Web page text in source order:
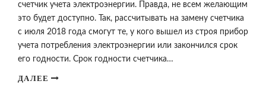
счетчик учета электроэнергии. Правда, не всем желающим
это будет доступно. Так, рассчитывать на замену счетчика
с июля 2018 года смогут те, у кого вышел из строя прибор
учета потребления электроэнергии или закончился срок
его годности. Срок годности счетчика…
ДАЛЕЕ